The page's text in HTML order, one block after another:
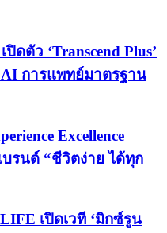
ตัว ‘Transcend Plus’
การแพทย์มาตรฐาน
Excellence
รนด์ “ชีวิตง่าย ได้ทุก
เปิดเวที ‘มิกซ์รูน